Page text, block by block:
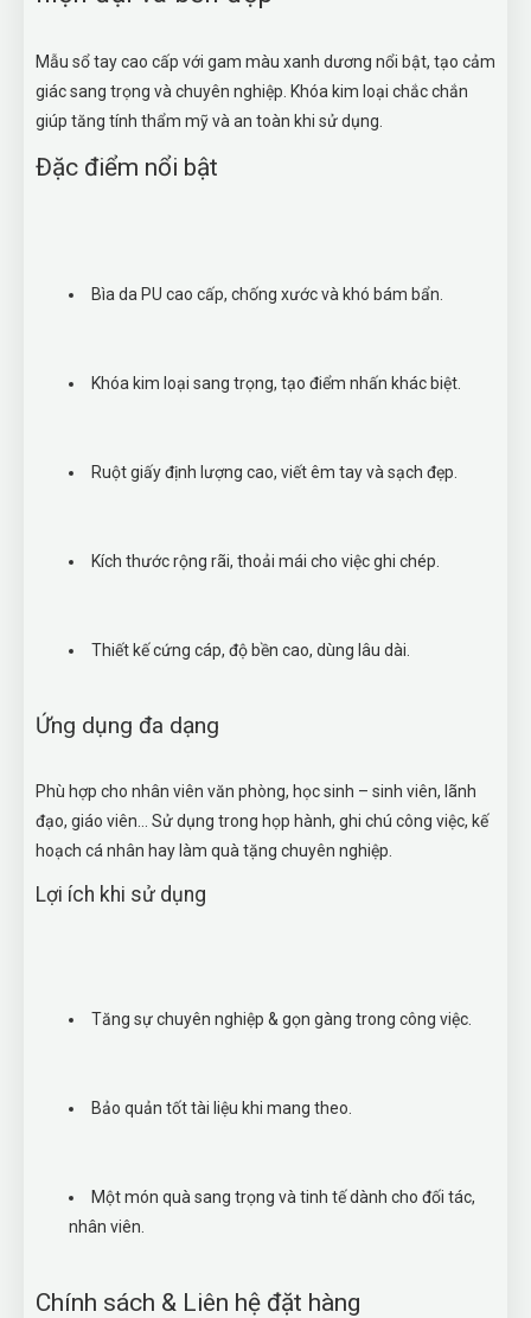
Mẫu sổ tay cao cấp với gam màu xanh dương nổi bật, tạo cảm
giác sang trọng và chuyên nghiệp. Khóa kim loại chắc chắn
giúp tăng tính thẩm mỹ và an toàn khi sử dụng.
Đặc điểm nổi bật
Bìa da PU cao cấp, chống xước và khó bám bẩn.
Khóa kim loại sang trọng, tạo điểm nhấn khác biệt.
Ruột giấy định lượng cao, viết êm tay và sạch đẹp.
Kích thước rộng rãi, thoải mái cho việc ghi chép.
Thiết kế cứng cáp, độ bền cao, dùng lâu dài.
Ứng dụng đa dạng
Phù hợp cho nhân viên văn phòng, học sinh – sinh viên, lãnh
đạo, giáo viên… Sử dụng trong họp hành, ghi chú công việc, kế
hoạch cá nhân hay làm quà tặng chuyên nghiệp.
Lợi ích khi sử dụng
Tăng sự chuyên nghiệp & gọn gàng trong công việc.
Bảo quản tốt tài liệu khi mang theo.
Một món quà sang trọng và tinh tế dành cho đối tác,
nhân viên.
Chính sách & Liên hệ đặt hàng